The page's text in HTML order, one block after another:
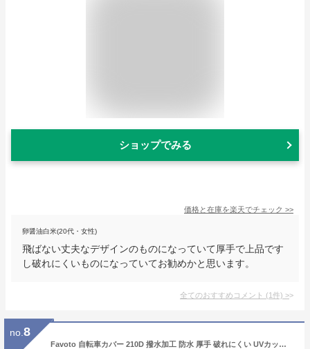
ショップでみる
価格と在庫を楽天でチェック >>
卵醤油白米(20代・女性)
飛ばない丈夫なデザインのものになっていて厚手で上品です
し破れにくいものになっていてお勧めかと思います。
全てのおすすめコメント (1件) >
no. 8
Favoto 自転車カバー 210D 撥水加工 防水 厚手 破れにくい UVカット 紫外線防止 盗難防止 防風バックル/ロックホール/収納袋付き サイクルカバー 29インチまで対応 汎用タイプ (オレンジ＋ブラック)